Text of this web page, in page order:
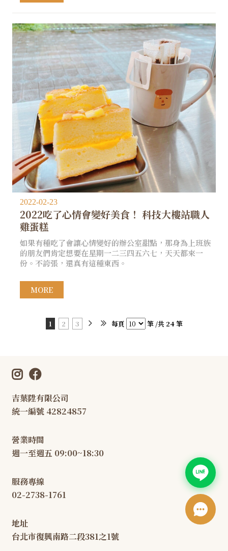
2022-02-23
2022吃了心情會變好美食！ 科技大樓站職人
雞蛋糕
如果有種吃了會讓心情變好的辦公室甜點，那身為上班族
的朋友們肯定想要在星期一二三四五六七，天天都來一
份。不誇張，還真有這種東西。
MORE
1 2 3 每頁 筆 /共 24 筆
吉葉陞有限公司
統一編號 42824857
營業時間
週一至週五 09:00~18:30
服務專線
02-2738-1761
地址
台北市復興南路二段381之1號